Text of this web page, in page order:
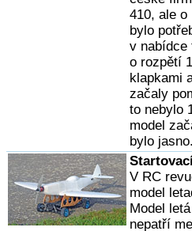
410, ale o
bylo
v nabídce
o rozpětí
klapkami
začaly
to nebylo
model
bylo
V RC
model
Model
nepatří